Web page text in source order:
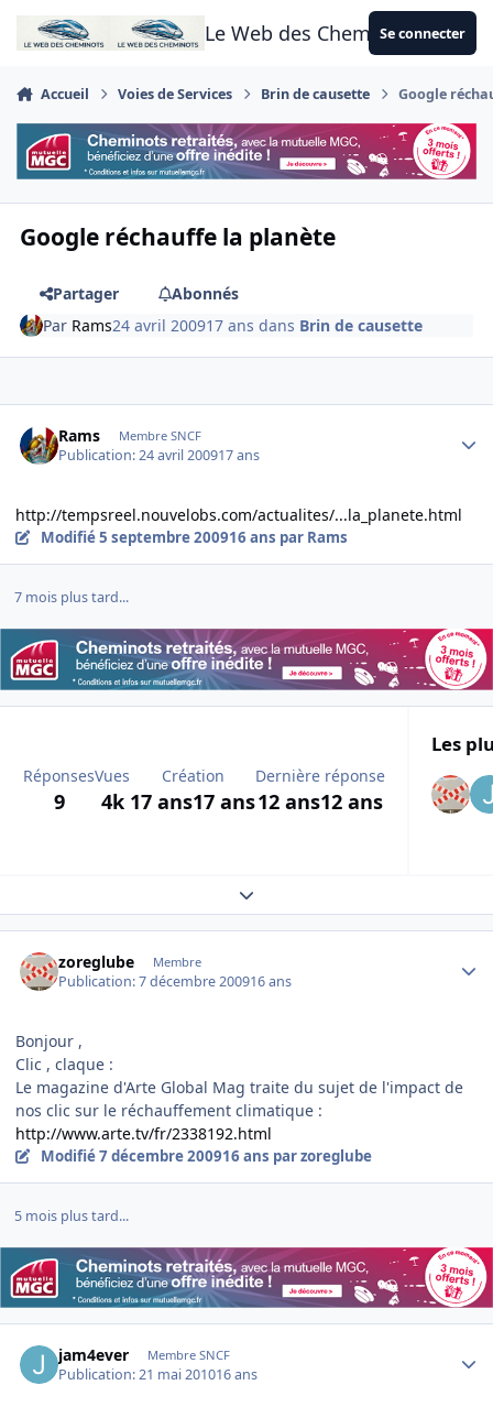
Aller au contenu
Le Web des CheminotsSe connecter
Accueil Voies de Services Brin de causette Google
Google réchauffe la planète
Partager
Abonnés
Par Rams24 avril 200917 ans dans Brin de causette
Rams Membre SNCF
Publication:24 avril 200917 ans
http://tempsreel.nouvelobs.com/actualites/...la_planete.html
Modifié5 septembre 200916 ans par Rams
7 mois plus tard...
Réponses
9
Vues
4k
Création
17 ans17 ans
Dernière réponse
12 ans12 ans
Les
Expand topic overview
zoreglube Membre
Publication:7 décembre 200916 ans
Bonjour ,
Clic , claque :
Le magazine d'Arte Global Mag traite du sujet de l'impact de
nos clic sur le réchauffement climatique :
http://www.arte.tv/fr/2338192.html
Modifié7 décembre 200916 ans par zoreglube
5 mois plus tard...
jam4ever Membre SNCF
Publication:21 mai 201016 ans